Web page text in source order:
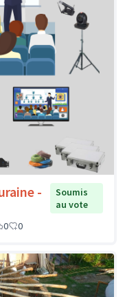
-
Soumis
au vote
0 0